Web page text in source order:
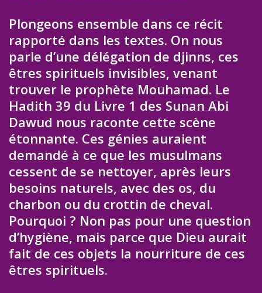
Plongeons ensemble dans ce récit
rapporté dans les textes. On nous
parle d’une délégation de djinns, ces
êtres spirituels invisibles, venant
trouver le prophète Mouhamad. Le
Hadith 39 du Livre 1 des Sunan Abi
Dawud nous raconte cette scène
étonnante. Ces génies auraient
demandé à ce que les musulmans
cessent de se nettoyer, après leurs
besoins naturels, avec des os, du
charbon ou du crottin de cheval.
Pourquoi ? Non pas pour une question
d’hygiène, mais parce que Dieu aurait
fait de ces objets la nourriture de ces
êtres spirituels.